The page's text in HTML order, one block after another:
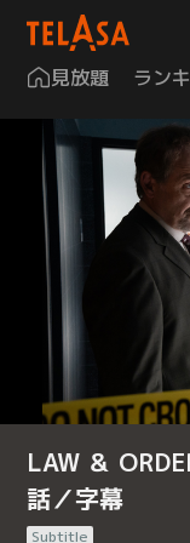
見放題 ラン
LAW ＆
話／字幕
Subtitle